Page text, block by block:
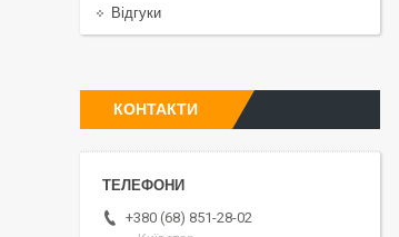
Відгуки
КОНТАКТИ
+380 (68) 851-28-02